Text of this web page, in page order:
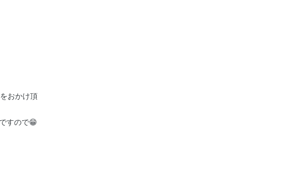
おかけ頂
すので😁